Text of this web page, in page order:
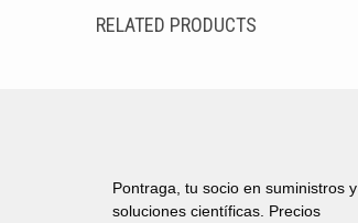
RELATED PRODUCTS
Pontraga, tu socio en suministros y
soluciones científicas. Precios